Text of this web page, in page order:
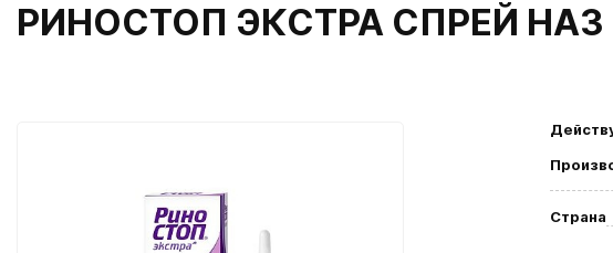
РИНОСТОП ЭКСТРА СПРЕЙ
Страна